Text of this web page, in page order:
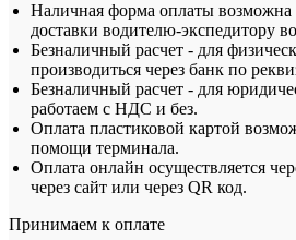
Наличная форма оплаты возможна
доставки водителю-экспедитору
Безналичный расчет - для
производиться через банк по
Безналичный расчет - для
работаем с НДС и без.
Оплата пластиковой картой
помощи терминала.
Оплата онлайн осуществляется
через сайт или через QR код.
Принимаем к оплате